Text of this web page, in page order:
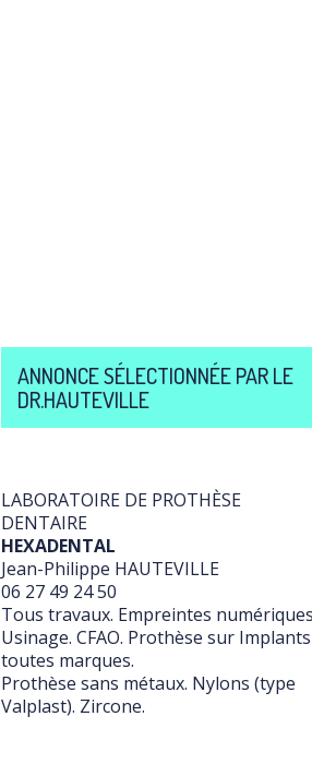
ANNONCE SÉLECTIONNÉE PAR LE
DR.HAUTEVILLE
LABORATOIRE DE PROTHÈSE
DENTAIRE
HEXADENTAL
Jean-Philippe HAUTEVILLE
06 27 49 24 50
Tous travaux. Empreintes
Usinage. CFAO. Prothèse sur Implants
toutes marques.
Prothèse sans métaux. Nylons (type
Valplast). Zircone.